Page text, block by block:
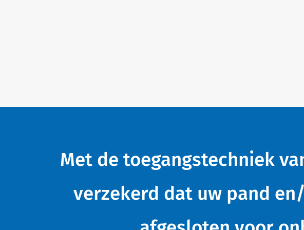
Met de toegangstechniek
verzekerd dat uw pand